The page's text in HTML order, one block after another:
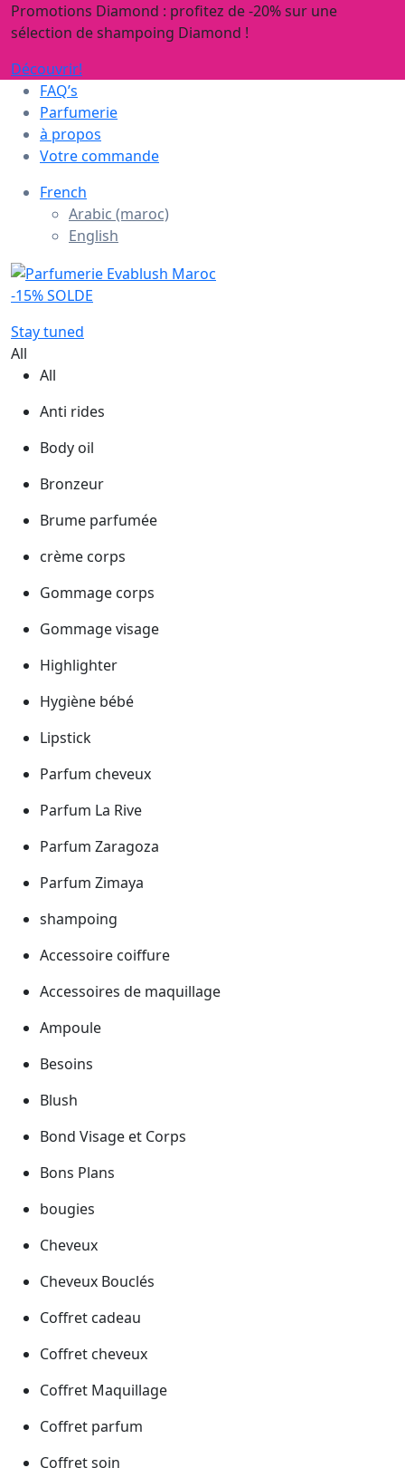
Promotions Diamond : profitez de -20% sur une
sélection de shampoing Diamond !
Découvrir!
FAQ’s
Parfumerie
à propos
Votre commande
French
Arabic (maroc)
English
-15% SOLDE
Stay tuned
All
All
Anti rides
Body oil
Bronzeur
Brume parfumée
crème corps
Gommage corps
Gommage visage
Highlighter
Hygiène bébé
Lipstick
Parfum cheveux
Parfum La Rive
Parfum Zaragoza
Parfum Zimaya
shampoing
Accessoire coiffure
Accessoires de maquillage
Ampoule
Besoins
Blush
Bond Visage et Corps
Bons Plans
bougies
Cheveux
Cheveux Bouclés
Coffret cadeau
Coffret cheveux
Coffret Maquillage
Coffret parfum
Coffret soin